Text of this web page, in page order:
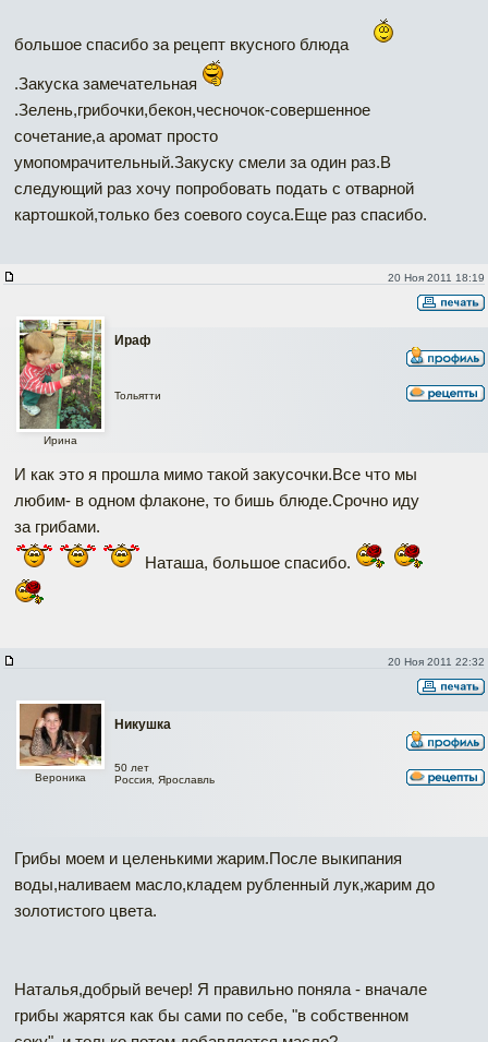
большое спасибо за рецепт вкусного блюда
.Закуска замечательная
.Зелень,грибочки,бекон,чесночок-совершенное
сочетание,а аромат просто
умопомрачительный.Закуску смели за один раз.В
следующий раз хочу попробовать подать с отварной
картошкой,только без соевого соуса.Еще раз спасибо.
20 Ноя 2011 18:19
Ираф
Ирина
Тольятти
И как это я прошла мимо такой закусочки.Все что мы
любим- в одном флаконе, то бишь блюде.Срочно иду
за грибами.
Наташа, большое спасибо.
20 Ноя 2011 22:32
Никушка
Вероника
50 лет
Россия, Ярославль
Грибы моем и целенькими жарим.После выкипания
воды,наливаем масло,кладем рубленный лук,жарим до
золотистого цвета.
Наталья,добрый вечер! Я правильно поняла - вначале
грибы жарятся как бы сами по себе, "в собственном